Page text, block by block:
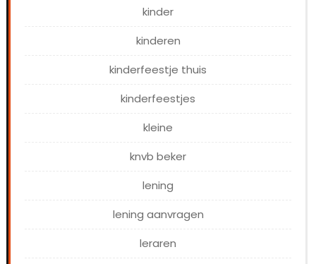
kinder
kinderen
kinderfeestje thuis
kinderfeestjes
kleine
knvb beker
lening
lening aanvragen
leraren